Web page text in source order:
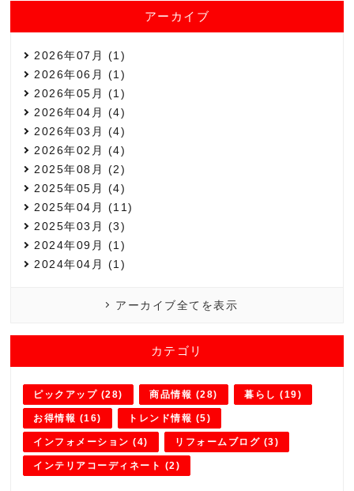
アーカイブ
2026年07月 (1)
2026年06月 (1)
2026年05月 (1)
2026年04月 (4)
2026年03月 (4)
2026年02月 (4)
2025年08月 (2)
2025年05月 (4)
2025年04月 (11)
2025年03月 (3)
2024年09月 (1)
2024年04月 (1)
アーカイブ全てを表示
カテゴリ
ピックアップ (28) 商品情報 (28) 暮らし (19)
お得情報 (16) トレンド情報 (5)
インフォメーション (4) リフォームブログ (3)
インテリアコーディネート (2)